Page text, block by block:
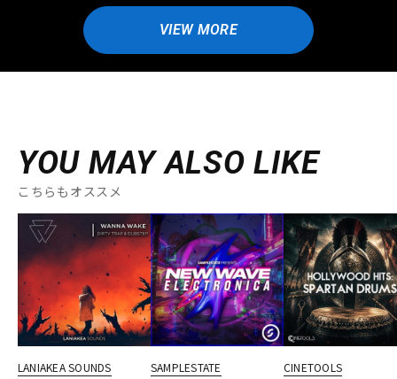
VIEW MORE
YOU MAY ALSO LIKE
こちらもオススメ
LANIAKEA SOUNDS SAMPLESTATE CINETOOLS